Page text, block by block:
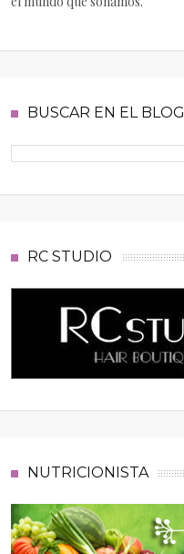
BUSCAR EN EL BLOG
RC STUDIO
NUTRICIONISTA